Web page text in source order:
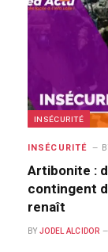
INSÉCURITÉ
INSÉCURITÉ
Artibonite :
contingent
renaît
BY JODEL ALCIDOR